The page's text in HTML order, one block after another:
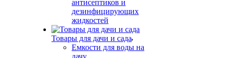
антисептиков и
дезинфицирующих
жидкостей
Товары для дачи и сада
Емкости для воды на
дачу